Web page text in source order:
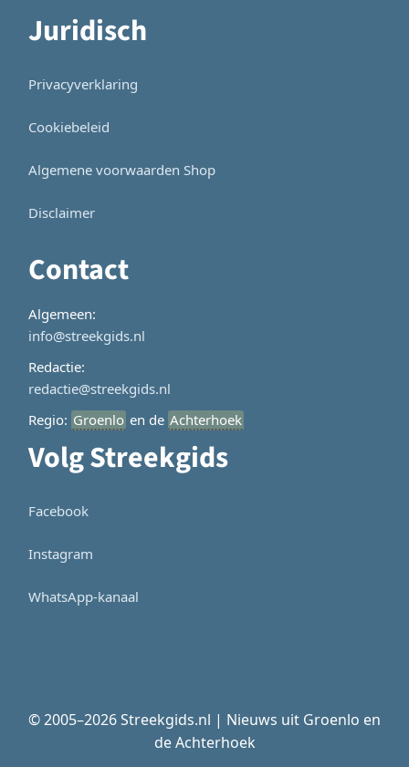
Juridisch
Privacyverklaring
Cookiebeleid
Algemene voorwaarden Shop
Disclaimer
Contact
Algemeen:
info@streekgids.nl
Redactie:
redactie@streekgids.nl
Regio: Groenlo en de Achterhoek
Volg Streekgids
Facebook
Instagram
WhatsApp-kanaal
© 2005–2026 Streekgids.nl | Nieuws uit Groenlo en
de Achterhoek